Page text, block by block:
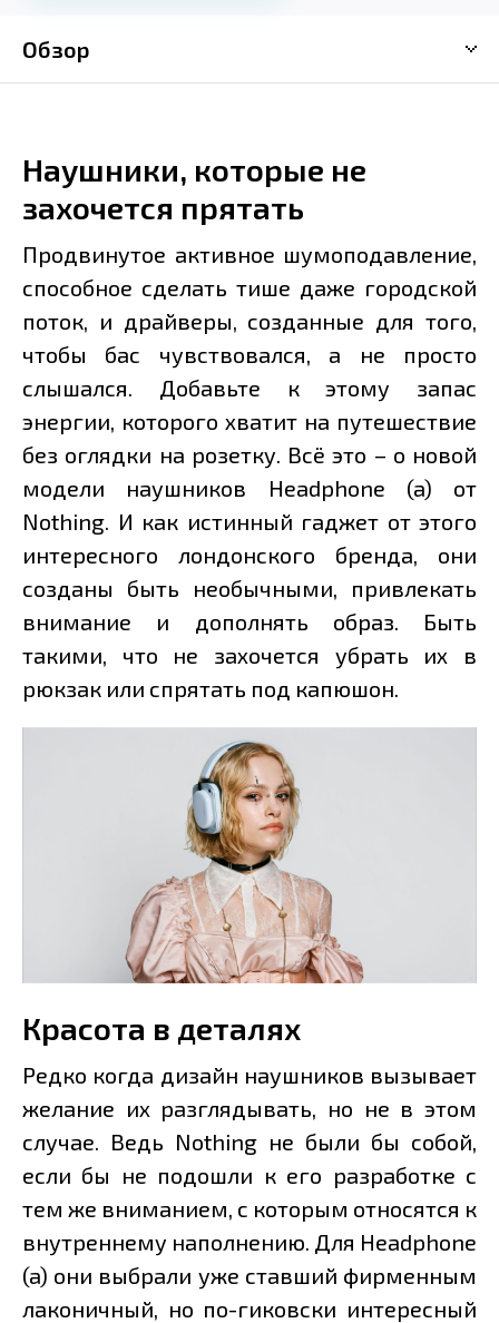
Обзор
Наушники, которые не
захочется прятать
Продвинутое активное шумоподавление,
способное сделать тише даже городской
поток, и драйверы, созданные для того,
чтобы бас чувствовался, а не просто
слышался. Добавьте к этому запас
энергии, которого хватит на путешествие
без оглядки на розетку. Всё это – о новой
модели наушников Headphone (a) от
Nothing. И как истинный гаджет от этого
интересного лондонского бренда, они
созданы быть необычными, привлекать
внимание и дополнять образ. Быть
такими, что не захочется убрать их в
рюкзак или спрятать под капюшон.
Красота в деталях
Редко когда дизайн наушников вызывает
желание их разглядывать, но не в этом
случае. Ведь Nothing не были бы собой,
если бы не подошли к его разработке с
тем же вниманием, с которым относятся к
внутреннему наполнению. Для Headphone
(a) они выбрали уже ставший фирменным
лаконичный, но по-гиковски интересный